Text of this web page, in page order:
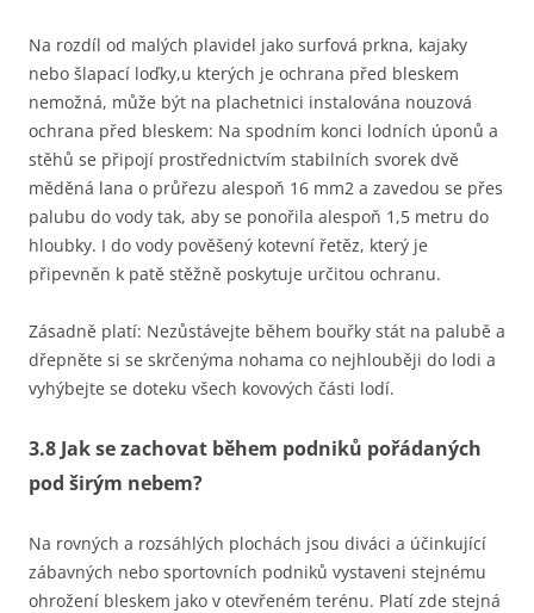
Na rozdíl od malých plavidel jako surfová prkna, kajaky
nebo šlapací loďky,u kterých je ochrana před bleskem
nemožná, může být na plachetnici instalována nouzová
ochrana před bleskem: Na spodním konci lodních úponů a
stěhů se připojí prostřednictvím stabilních svorek dvě
měděná lana o průřezu alespoň 16 mm2 a zavedou se přes
palubu do vody tak, aby se ponořila alespoň 1,5 metru do
hloubky. I do vody pověšený kotevní řetěz, který je
připevněn k patě stěžně poskytuje určitou ochranu.
Zásadně platí: Nezůstávejte během bouřky stát na palubě a
dřepněte si se skrčenýma nohama co nejhlouběji do lodi a
vyhýbejte se doteku všech kovových části lodí.
3.8 Jak se zachovat během podniků pořádaných
pod širým nebem?
Na rovných a rozsáhlých plochách jsou diváci a účinkující
zábavných nebo sportovních podniků vystaveni stejnému
ohrožení bleskem jako v otevřeném terénu. Platí zde stejná